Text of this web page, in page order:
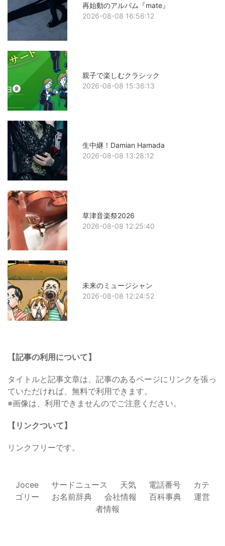
再始動のアルバム『mate』
2026-08-08 16:56:12
親子で楽しむクラシック
2026-08-08 15:36:13
生中継！Damian Hamada
2026-08-08 13:28:12
草津音楽祭2026
2026-08-08 12:25:40
未来のミュージシャン
2026-08-08 12:24:52
【記事の利用について】
タイトルと記事文章は、記事のあるページにリンクを張っ
ていただければ、無料で利用できます。
※画像は、利用できませんのでご注意ください。
【リンクついて】
リンクフリーです。
Jocee サードニュース 天気 電話番号
カテ
ゴリー
お名前辞典 会社情報 百科事典
運営
者情報